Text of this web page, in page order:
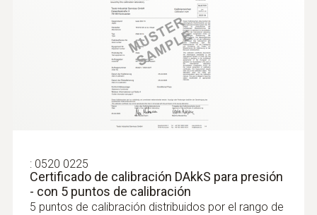
Sonda de temperatura y humedad de
alta precisión (digital) - con Bluetooth
Intuitiva: El menú de medición claramente
estructurado para mediciones a largo plazo
temperatura ambiente en interiores
: 0520 0225
Certificado de calibración DAkkS para presión
- con 5 puntos de calibración
5 puntos de calibración distribuidos por el rango de